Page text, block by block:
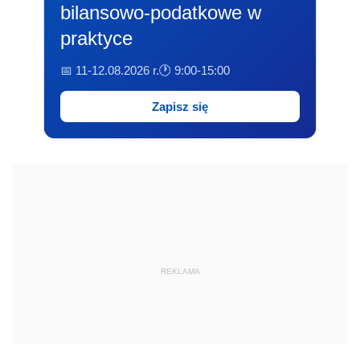
bilansowo-podatkowe w
praktyce
📅 11-12.08.2026 r.🕐 9:00-15:00
Zapisz się
REKLAMA